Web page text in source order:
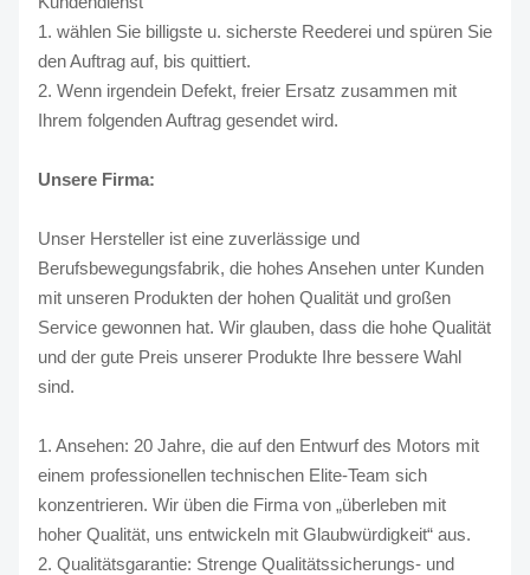
1. wählen Sie billigste u. sicherste Reederei und spüren Sie
den Auftrag auf, bis quittiert.
2. Wenn irgendein Defekt, freier Ersatz zusammen mit
Ihrem folgenden Auftrag gesendet wird.
Unsere Firma:
Unser Hersteller ist eine zuverlässige und
Berufsbewegungsfabrik, die hohes Ansehen unter Kunden
mit unseren Produkten der hohen Qualität und großen
Service gewonnen hat. Wir glauben, dass die hohe Qualität
und der gute Preis unserer Produkte Ihre bessere Wahl
sind.
1. Ansehen: 20 Jahre, die auf den Entwurf des Motors mit
einem professionellen technischen Elite-Team sich
konzentrieren. Wir üben die Firma von „überleben mit
hoher Qualität, uns entwickeln mit Glaubwürdigkeit“ aus.
2. Qualitätsgarantie: Strenge Qualitätssicherungs- und